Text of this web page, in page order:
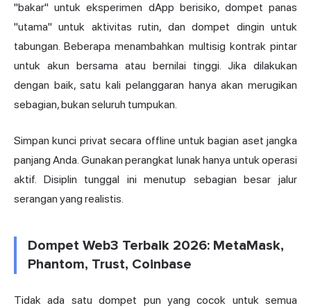
"bakar" untuk eksperimen dApp berisiko, dompet panas
"utama" untuk aktivitas rutin, dan dompet dingin untuk
tabungan. Beberapa menambahkan multisig kontrak pintar
untuk akun bersama atau bernilai tinggi. Jika dilakukan
dengan baik, satu kali pelanggaran hanya akan merugikan
sebagian, bukan seluruh tumpukan.
Simpan kunci privat secara offline untuk bagian aset jangka
panjang Anda. Gunakan perangkat lunak hanya untuk operasi
aktif. Disiplin tunggal ini menutup sebagian besar jalur
serangan yang realistis.
Dompet Web3 Terbaik 2026: MetaMask,
Phantom, Trust, Coinbase
Tidak ada satu dompet pun yang cocok untuk semua